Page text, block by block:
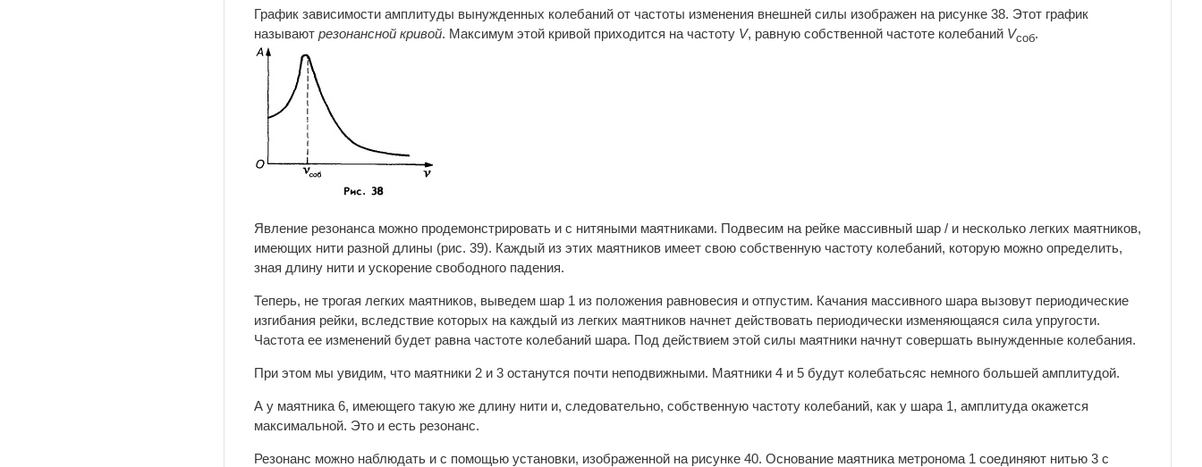
График зависимости амплитуды вынужденных колебаний от частоты изменения внешней силы изображен на рисунке 38. Этот график
называют резонансной кривой. Максимум этой кривой приходится на частоту V, равную собственной частоте колебаний Vсоб.
Явление резонанса можно продемонстрировать и с нитяными маятниками. Подвесим на рейке массивный шар / и несколько легких маятников,
имеющих нити разной длины (рис. 39). Каждый из этих маятников имеет свою собственную частоту колебаний, которую можно определить,
зная длину нити и ускорение свободного падения.
Теперь, не трогая легких маятников, выведем шар 1 из положения равновесия и отпустим. Качания массивного шара вызовут периодические
изгибания рейки, вследствие которых на каждый из легких маятников начнет действовать периодически изменяющаяся сила упругости.
Частота ее изменений будет равна частоте колебаний шара. Под действием этой силы маятники начнут совершать вынужденные колебания.
При этом мы увидим, что маятники 2 и 3 останутся почти неподвижными. Маятники 4 и 5 будут колебатьсяс немного большей амплитудой.
А у маятника 6, имеющего такую же длину нити и, следовательно, собственную частоту колебаний, как у шара 1, амплитуда окажется
максимальной. Это и есть резонанс.
Резонанс можно наблюдать и с помощью установки, изображенной на рисунке 40. Основание маятника метронома 1 соединяют нитью 3 с